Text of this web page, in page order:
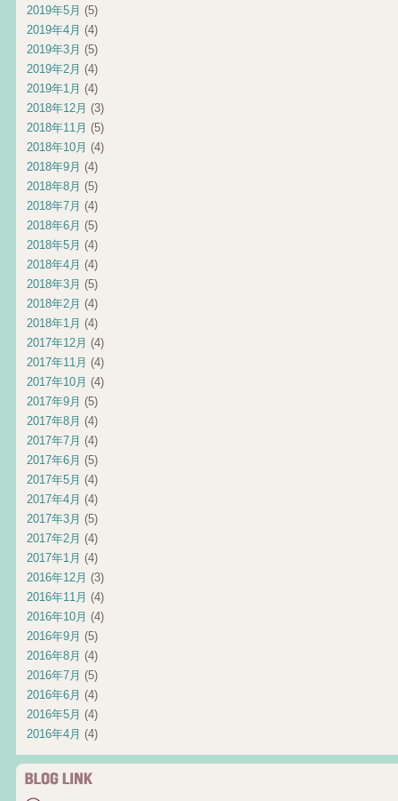
2019年5月 (5)
2019年4月 (4)
2019年3月 (5)
2019年2月 (4)
2019年1月 (4)
2018年12月 (3)
2018年11月 (5)
2018年10月 (4)
2018年9月 (4)
2018年8月 (5)
2018年7月 (4)
2018年6月 (5)
2018年5月 (4)
2018年4月 (4)
2018年3月 (5)
2018年2月 (4)
2018年1月 (4)
2017年12月 (4)
2017年11月 (4)
2017年10月 (4)
2017年9月 (5)
2017年8月 (4)
2017年7月 (4)
2017年6月 (5)
2017年5月 (4)
2017年4月 (4)
2017年3月 (5)
2017年2月 (4)
2017年1月 (4)
2016年12月 (3)
2016年11月 (4)
2016年10月 (4)
2016年9月 (5)
2016年8月 (4)
2016年7月 (5)
2016年6月 (4)
2016年5月 (4)
2016年4月 (4)